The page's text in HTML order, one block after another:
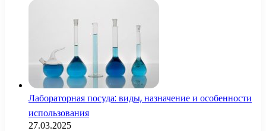
Лабораторная посуда: виды, назначение и особенности
использования
27.03.2025